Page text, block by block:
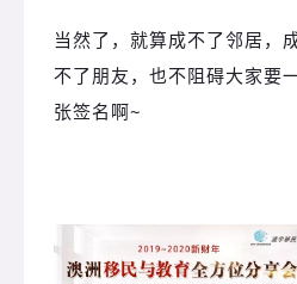
当然了，就算成不了邻居，
不了朋友，也不阻碍大家要
张签名啊~